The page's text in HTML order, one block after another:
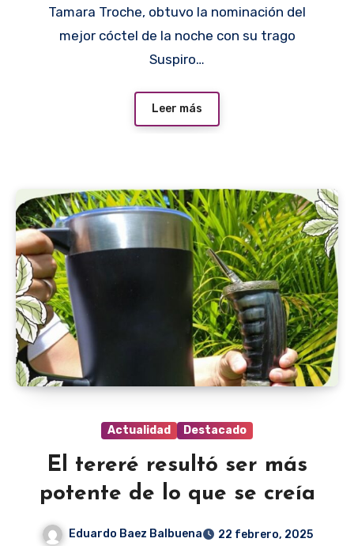
Tamara Troche, obtuvo la nominación del
mejor cóctel de la noche con su trago
Suspiro…
Leer más
Actualidad Destacado
El tereré resultó ser más
potente de lo que se creía
Eduardo Baez Balbuena
22 febrero, 2025